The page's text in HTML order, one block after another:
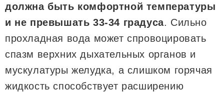
должна быть комфортной температуры
и не превышать 33-34 градуса. Сильно
прохладная вода может спровоцировать
спазм верхних дыхательных органов и
мускулатуры желудка, а слишком горячая
жидкость способствует расширению